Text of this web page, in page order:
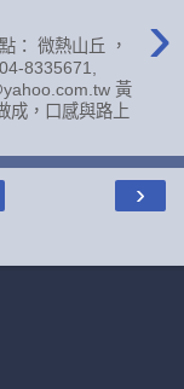
›
： 微熱山丘 ，
8335671,
黃
成，口感與路上
›